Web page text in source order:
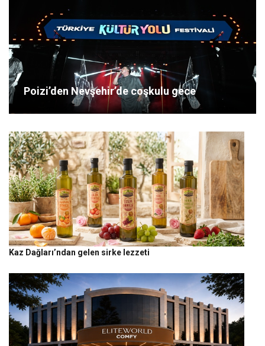
Poizi’den Nevşehir’de coşkulu gece
Kaz Dağları’ndan gelen sirke lezzeti